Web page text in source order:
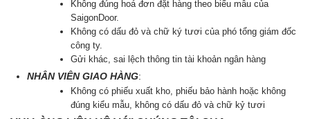
Không đúng hoá đơn đặt hàng theo biểu mẫu của
SaigonDoor.
Không có dấu đỏ và chữ ký tươi của phó tổng giám đốc
công ty.
Gửi khác, sai lệch thông tin tài khoản ngân hàng
NHÂN VIÊN GIAO HÀNG:
Không có phiếu xuất kho, phiếu bảo hành hoặc không
đúng kiểu mẫu, không có dấu đỏ và chữ kỷ tươi